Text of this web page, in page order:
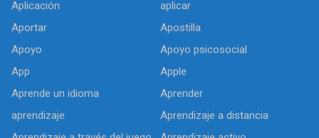
Aplicación
aplicar
Aportar
Apostilla
Apoyo
Apoyo psicosocial
App
Apple
Aprende un idioma
Aprender
aprendizaje
Aprendizaje a distancia